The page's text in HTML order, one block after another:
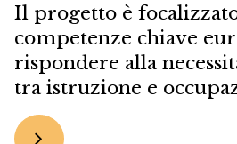
Il progetto è
competenze chiave
rispondere alla
tra istruzione e